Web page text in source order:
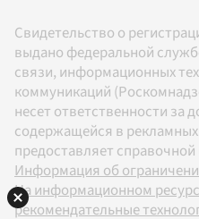
Свидетельство о
выдано федеральной
связи, информационных
коммуникаций
несет ответственности за
содержащейся в
предоставляет
Информация об
На информационном
рекомендательные